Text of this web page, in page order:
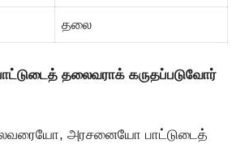
தலை
தலைவராக் கருதப்படுவோர்
அரசனையாே பாட்டுடைத்